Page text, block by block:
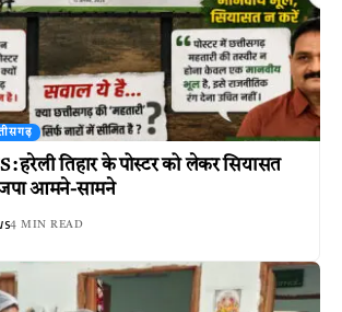
: हरेली तिहार के पोस्टर को लेकर सियासत
आमने-सामने
4 MIN READ